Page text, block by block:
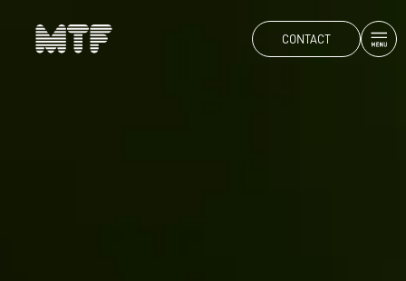
CONTACT